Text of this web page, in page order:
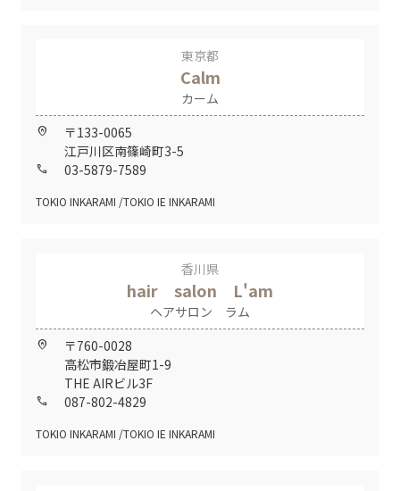
東京都
Calm
カーム
home_pin
〒133-0065
江戸川区南篠崎町3-5
call 03-5879-7589
TOKIO INKARAMI TOKIO IE INKARAMI
香川県
hair salon L'am
ヘアサロン ラム
home_pin
〒760-0028
高松市鍛冶屋町1-9
THE AIRビル3F
call 087-802-4829
TOKIO INKARAMI TOKIO IE INKARAMI